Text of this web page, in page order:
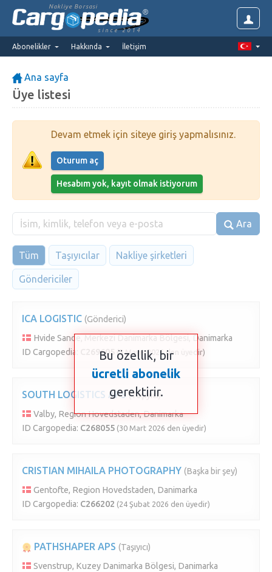
Nakliye Borsasi
since 2014
Abonelikler Hakkında İletişim
Ana sayfa
Üye listesi
Devam etmek için siteye giriş yapmalısınız.
Oturum aç
Hesabım yok, kayıt olmak istiyorum
Ara
Tüm Taşıyıcılar Nakliye şirketleri
Göndericiler
ICA LOGISTIC (Gönderici)
Hvide Sande, Merkezi Danimarka Bölgesi, Danimarka
ID Cargopedia:
C269605 (3 Mayıs 2026 den üyedir)
SOUTH LOGISTICS APS (Taşıyıcı)
Valby, Region Hovedstaden, Danimarka
ID Cargopedia: C268055 (30 Mart 2026 den üyedir)
CRISTIAN MIHAILA PHOTOGRAPHY (Başka bir şey)
Gentofte, Region Hovedstaden, Danimarka
ID Cargopedia: C266202 (24 Şubat 2026 den üyedir)
PATHSHAPER APS (Taşıyıcı)
Svenstrup, Kuzey Danimarka Bölgesi, Danimarka
Bu özellik, bir
ücretli abonelik
gerektirir.